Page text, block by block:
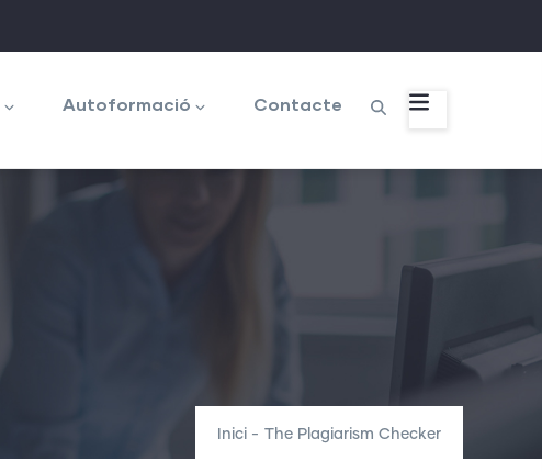
Autoformació Contacte
Inici - The Plagiarism Checker